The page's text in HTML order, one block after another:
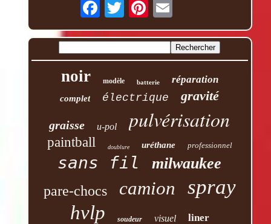
noir modèle batterie réparation
complet électrique gravité
graisse u-pol pulvérisation
paintball doublure uréthane professionnel
sans fil milwaukee
pare-chocs camion spray
hvlp soudeur visuel liner